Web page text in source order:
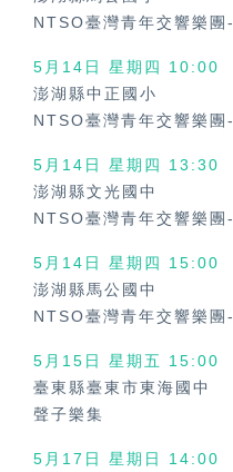
NTSO臺灣青年交響樂團
5月14日 星期四 10:00
澎湖縣中正國小
NTSO臺灣青年交響樂團
5月14日 星期四 13:30
澎湖縣文光國中
NTSO臺灣青年交響樂團
5月14日 星期四 15:00
澎湖縣馬公國中
NTSO臺灣青年交響樂團
5月15日 星期五 15:00
臺東縣臺東市東海國中
聲子樂集
5月17日 星期日 14:00